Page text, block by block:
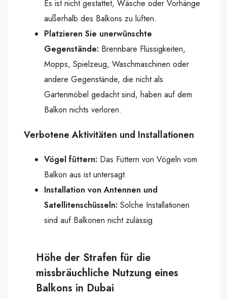
Es ist nicht gestattet, Wäsche oder Vorhänge
außerhalb des Balkons zu lüften.
Platzieren Sie unerwünschte
Gegenstände: Brennbare Flüssigkeiten,
Mopps, Spielzeug, Waschmaschinen oder
andere Gegenstände, die nicht als
Gartenmöbel gedacht sind, haben auf dem
Balkon nichts verloren.
Verbotene Aktivitäten und Installationen
Vögel füttern: Das Füttern von Vögeln vom
Balkon aus ist untersagt.
Installation von Antennen und
Satellitenschüsseln: Solche Installationen
sind auf Balkonen nicht zulässig
Höhe der Strafen für die
missbräuchliche Nutzung eines
Balkons in Dubai